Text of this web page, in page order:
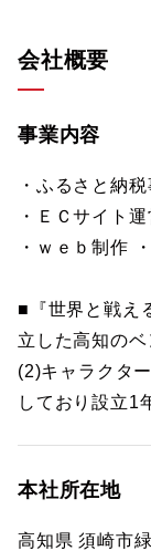
会社概要
事業内容
・ふるさと納税
・ＥＣサイト運
・ｗｅｂ制作
■『世界と戦え
立した高知の
(2)キャラクタ
しており設立1
本社所在地
高知県 須崎市